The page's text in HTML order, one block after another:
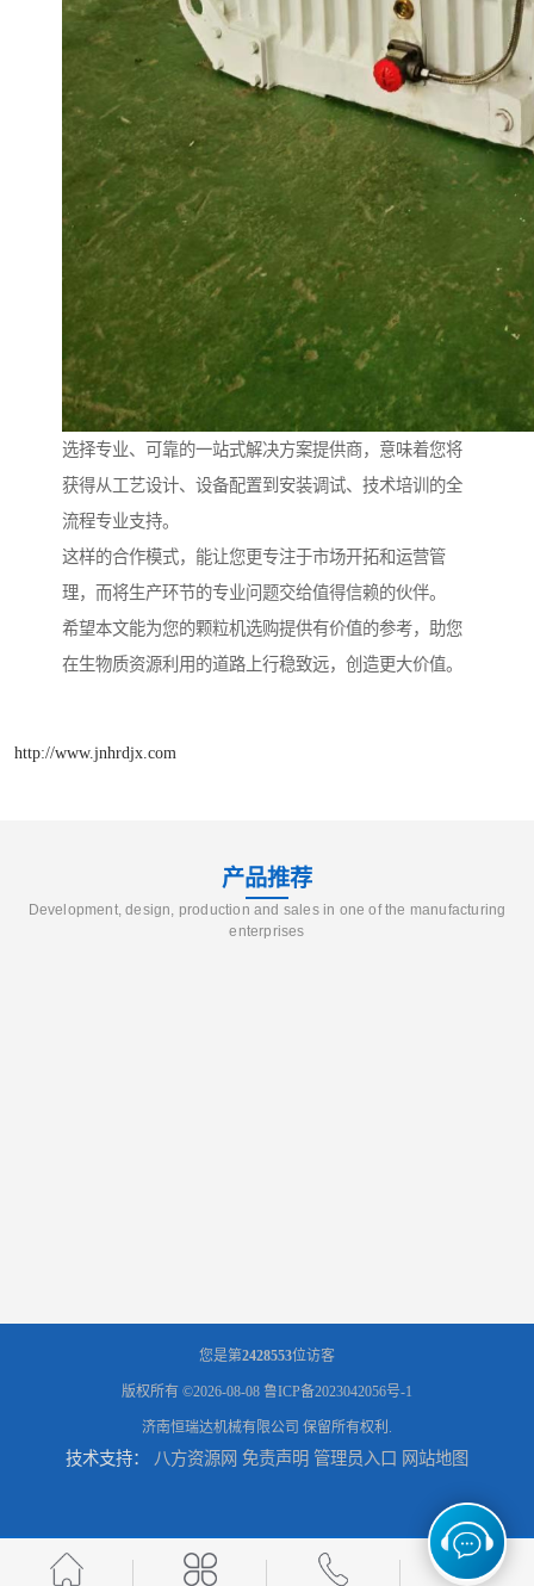
选择专业、可靠的一站式解决方案提供商，意味着您将
获得从工艺设计、设备配置到安装调试、技术培训的全
流程专业支持。
这样的合作模式，能让您更专注于市场开拓和运营管
理，而将生产环节的专业问题交给值得信赖的伙伴。
希望本文能为您的颗粒机选购提供有价值的参考，助您
在生物质资源利用的道路上行稳致远，创造更大价值。
http://www.jnhrdjx.com
产品推荐
Development, design, production and sales in one of the manufacturing
enterprises
您是第2428553位访客
版权所有 ©2026-08-08 鲁ICP备2023042056号-1
济南恒瑞达机械有限公司 保留所有权利.
技术支持： 八方资源网 免责声明 管理员入口 网站地图